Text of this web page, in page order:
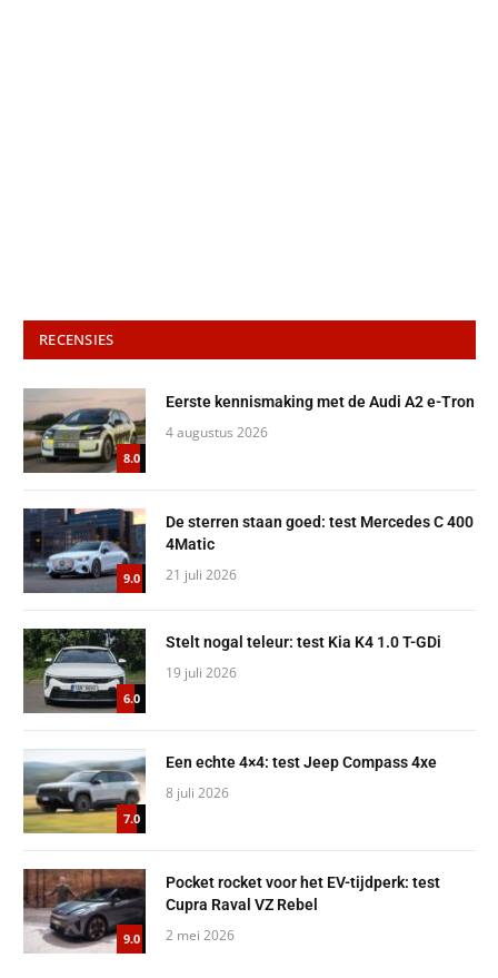
RECENSIES
8.0
Eerste kennismaking met de Audi A2 e-Tron
4 augustus 2026
9.0
De sterren staan goed: test Mercedes C 400
4Matic
21 juli 2026
6.0
Stelt nogal teleur: test Kia K4 1.0 T-GDi
19 juli 2026
7.0
Een echte 4×4: test Jeep Compass 4xe
8 juli 2026
9.0
Pocket rocket voor het EV-tijdperk: test
Cupra Raval VZ Rebel
2 mei 2026